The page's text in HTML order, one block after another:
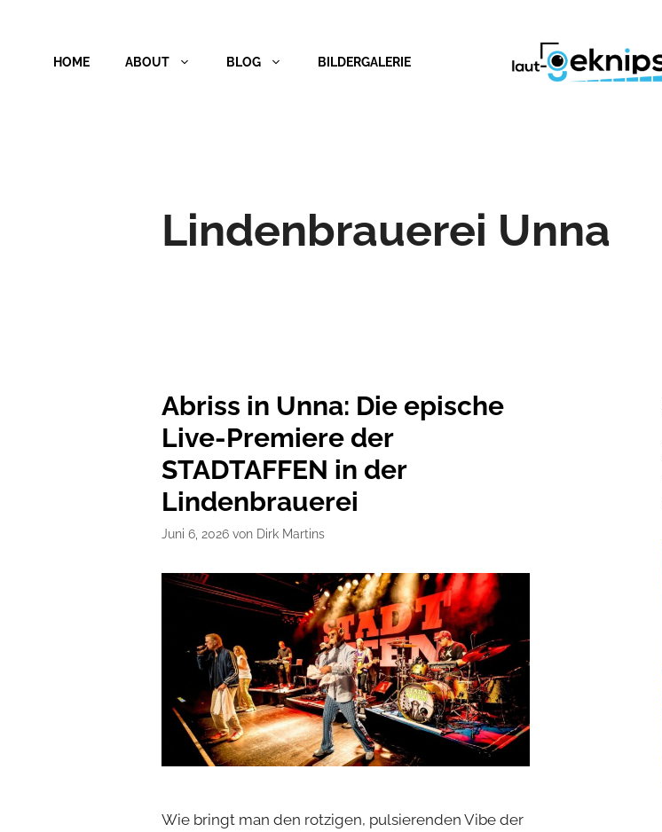
springenHOME ABOUT BLOG BILDERGALERIE
Lindenbrauerei Unna
Abriss in Unna: Die epische
Live-Premiere der
STADTAFFEN in der
Lindenbrauerei
Juni 6, 2026 von Dirk Martins
Wie bringt man den rotzigen, pulsierenden Vibe der